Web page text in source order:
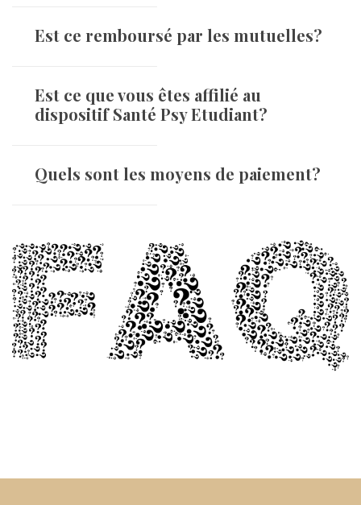
Est ce remboursé par les mutuelles?
Est ce que vous êtes affilié au
dispositif Santé Psy Etudiant?
Quels sont les moyens de paiement?